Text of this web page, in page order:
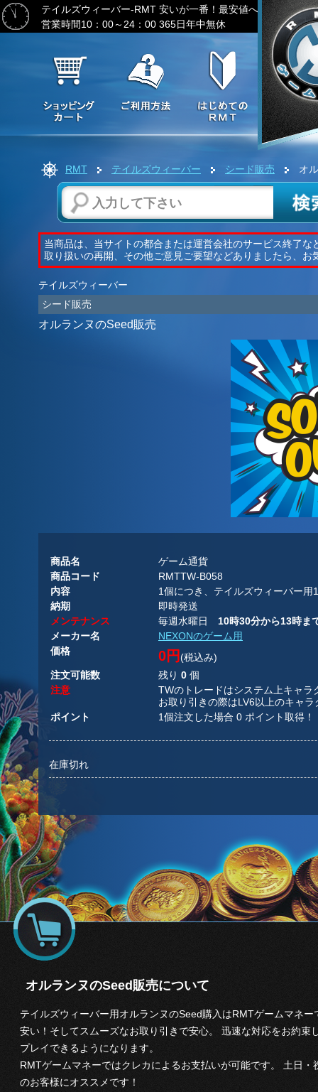
テイルズウィーバー-RMT 安いが一番！最安値へ挑戦-ゲーム
営業時間10：00～24：00 365日年中無休
RMT テイルズウィーバー シード販売 オ
当商品は、当サイトの都合または運営会社のサービス終了
取り扱いの再開、その他ご意見ご要望などありましたら、お
テイルズウィーバー
シード販売
オルランヌのSeed販売
商品名
ゲーム通貨
商品コード
RMTTW-B058
内容
1個につき、テイルズウィーバー
納期
即時発送
メンテナンス
毎週水曜日 10時30分から13時ま
メーカー名
NEXONのゲーム用
価格
0円(税込み)
注文可能数
残り 0 個
注意
TWのトレードはシステム上キャ
お取り引きの際はLV6以上のキャ
ポイント
1個注文した場合 0 ポイント取得
在庫切れ
オルランヌのSeed販売について
テイルズウィーバー用オルランヌのSeed購入はRMTゲームマネー
安い！そしてスムーズなお取り引きで安心。 迅速な対応をお約
プレイできるようになります。
RMTゲームマネーではクレカによるお支払いが可能です。 土日
のお客様にオススメです！